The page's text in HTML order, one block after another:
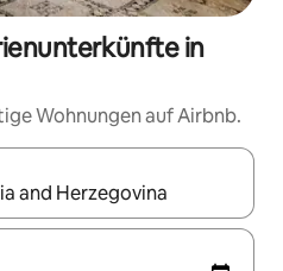
in
Wohnungen auf Airbnb.
sind, navigiere mit den